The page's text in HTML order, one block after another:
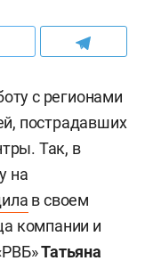
с регионами
пострадавших
Так, в
на
в своем
компании и
Татьяна